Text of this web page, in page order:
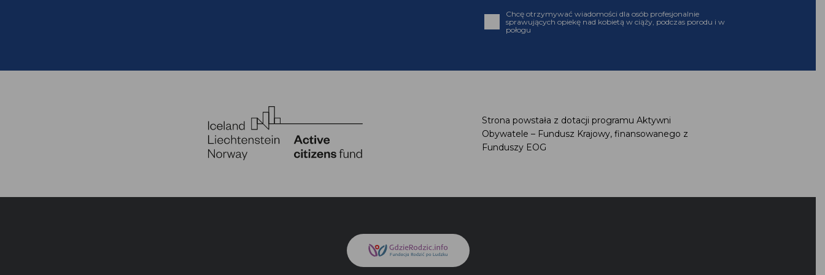
Chcę otrzymywać wiadomości dla osób profesjonalnie
sprawujących opiekę nad kobietą w ciąży, podczas porodu i w
połogu
Strona powstała z dotacji programu Aktywni
Obywatele – Fundusz Krajowy, finansowanego z
Funduszy EOG